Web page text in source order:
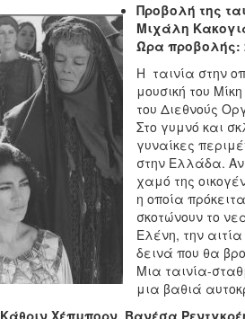
Προβολή της
Μιχάλη
Ώρα προβολής:
Η ταινία στην
μουσική του
του Διεθνούς
Στο γυμνό και
γυναίκες
στην Ελλάδα.
χαμό της
η οποία
σκοτώνουν το
Ελένη, την
δεινά που θα
Μια ταινία-
μια βαθιά
Κάθριν Χέπμπορν, Βανέσα